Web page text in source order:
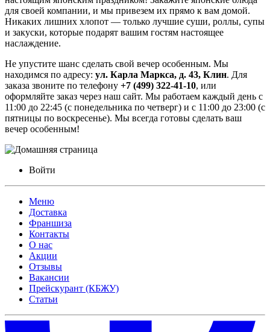
для своей компании, и мы привезем их прямо к вам домой.
Никаких лишних хлопот — только лучшие суши, роллы, супы
и закуски, которые подарят вашим гостям настоящее
наслаждение.
Не упустите шанс сделать свой вечер особенным. Мы
находимся по адресу: ул. Карла Маркса, д. 43, Клин. Для
заказа звоните по телефону +7 (499) 322-41-10, или
оформляйте заказ через наш сайт. Мы работаем каждый день с
11:00 до 22:45 (с понедельника по четверг) и с 11:00 до 23:00 (с
пятницы по воскресенье). Мы всегда готовы сделать ваш
вечер особенным!
Войти
Меню
Доставка
Франшиза
Контакты
О нас
Акции
Отзывы
Вакансии
Прейскурант (КБЖУ)
Статьи